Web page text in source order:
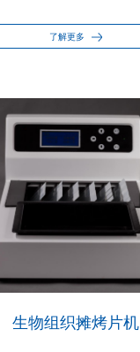
了解更多
生物组织摊烤片机